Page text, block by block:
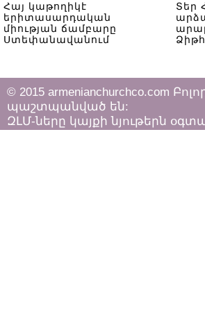
Հայ կաթողիկէ
երիտասարդական
միության ճամբարը
Ստեփանավանում
Տեր
© 2015 armenianchurchco.com
պաշտպանված են:
ԶԼՄ-ները կայքի նյութերն